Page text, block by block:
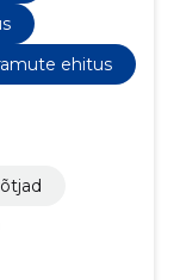
ehitus